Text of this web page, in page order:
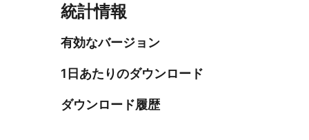
統計情報
有効なバージョン
1日あたりのダウンロード
ダウンロード履歴